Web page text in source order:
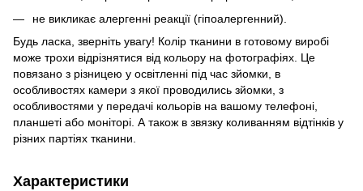
не викликає алергенні реакції (гіпоалергенний).
Будь ласка, зверніть увагу! Колір тканини в готовому виробі
може трохи відрізнятися від кольору на фотографіях. Це
повязано з різницею у освітленні під час зйомки, в
особливостях камери з якої проводились зйомки, з
особливостями у передачі кольорів на вашому телефоні,
планшеті або моніторі. А також в звязку коливанням відтінків у
різних партіях тканини.
Характеристики